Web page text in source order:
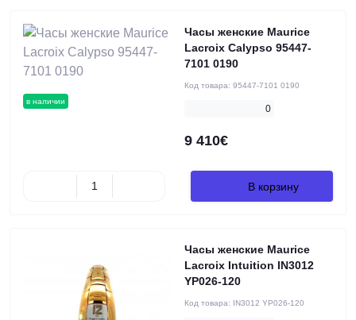
в наличии
Часы женские Maurice
Lacroix Calypso 95447-
7101 0190
Код товара: 95447-7101 0190
0
9 410€
В корзину
Часы женские Maurice
Lacroix Intuition IN3012
YP026-120
Код товара: IN3012 YP026-120